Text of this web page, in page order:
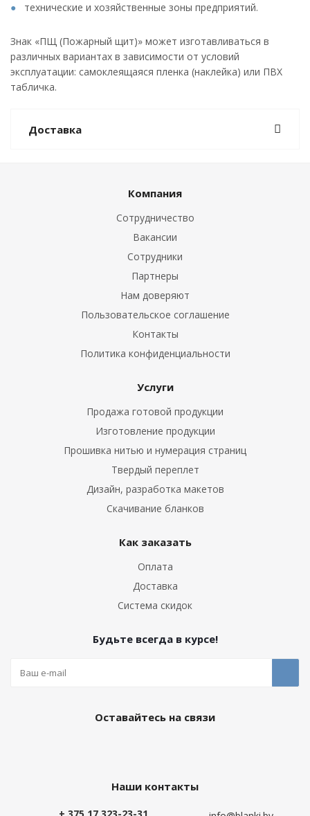
технические и хозяйственные зоны предприятий.
Знак «ПЩ (Пожарный щит)» может изготавливаться в
различных вариантах в зависимости от условий
эксплуатации: самоклеящаяся пленка (наклейка) или ПВХ
табличка.
Доставка
Компания
Сотрудничество
Вакансии
Сотрудники
Партнеры
Нам доверяют
Пользовательское соглашение
Контакты
Политика конфиденциальности
Услуги
Продажа готовой продукции
Изготовление продукции
Прошивка нитью и нумерация страниц
Твердый переплет
Дизайн, разработка макетов
Скачивание бланков
Как заказать
Оплата
Доставка
Система скидок
Будьте всегда в курсе!
Оставайтесь на связи
Наши контакты